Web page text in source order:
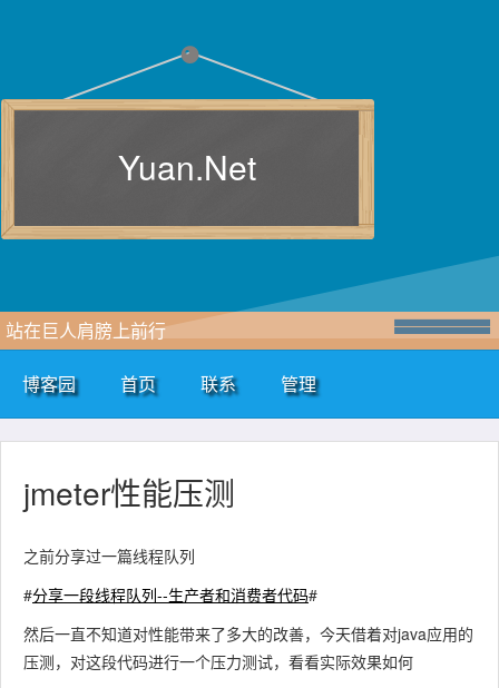
Yuan.Net
站在巨人肩膀上前行
博客园 首页 联系 管理
jmeter性能压测
之前分享过一篇线程队列
#分享一段线程队列--生产者和消费者代码#
然后一直不知道对性能带来了多大的改善，今天借着对java应用的
压测，对这段代码进行一个压力测试，看看实际效果如何